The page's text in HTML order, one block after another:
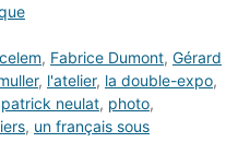
, Fabrice Dumont, Gérard
, l'atelier, la double-expo,
patrick neulat, photo,
, un français sous